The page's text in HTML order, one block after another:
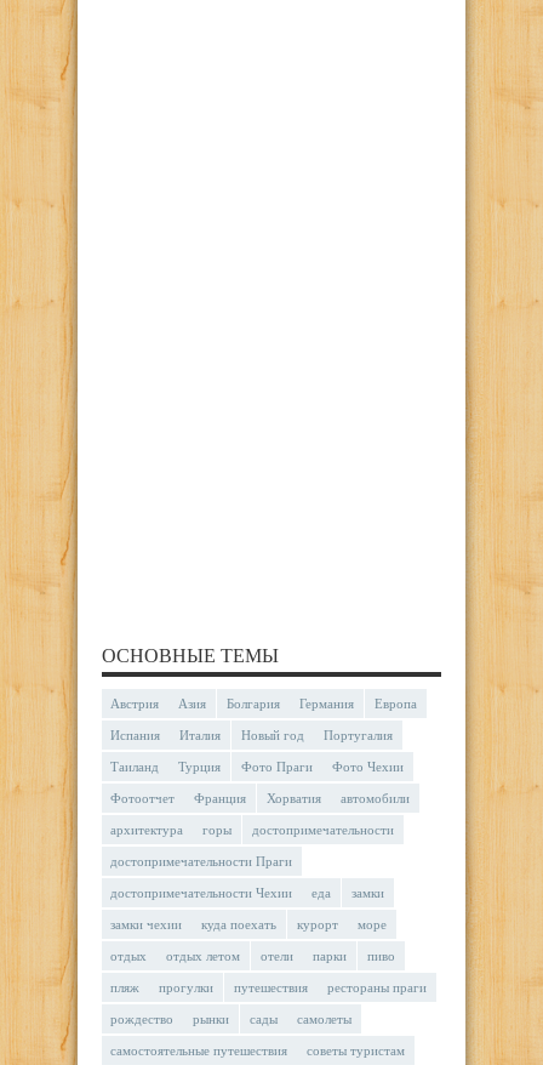
ОСНОВНЫЕ ТЕМЫ
Австрия Азия Болгария Германия Европа
Испания Италия Новый год Португалия
Таиланд Турция Фото Праги Фото Чехии
Фотоотчет Франция Хорватия автомобили
архитектура горы достопримечательности
достопримечательности Праги
достопримечательности Чехии еда замки
замки чехии куда поехать курорт море
отдых отдых летом отели парки пиво
пляж прогулки путешествия рестораны праги
рождество рынки сады самолеты
самостоятельные путешествия советы туристам